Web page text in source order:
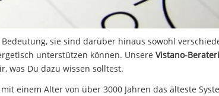
sie sind darüber hinaus sowohl
unterstützen können. Unsere Vistano-
was Du dazu wissen solltest.
einem Alter von über 3000 Jahren das älteste